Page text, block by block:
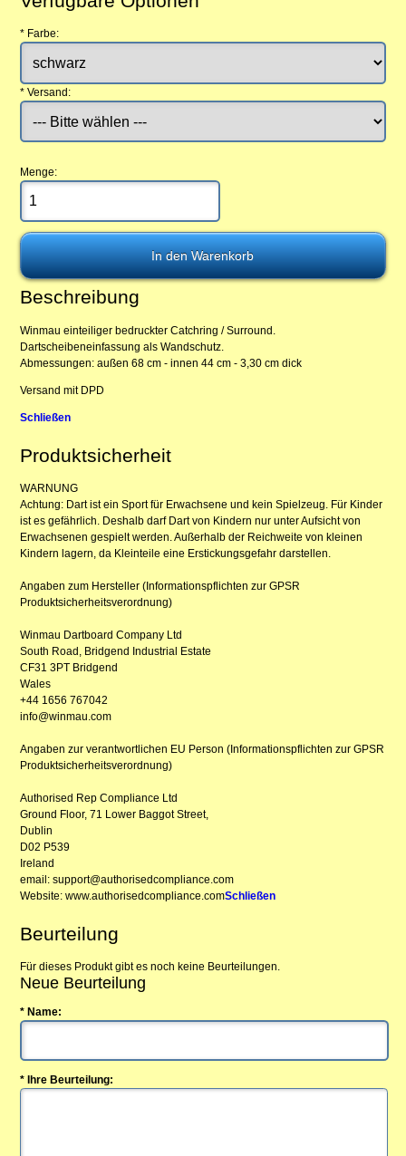
* Farbe:
* Versand:
Menge:
Beschreibung
Winmau einteiliger bedruckter Catchring / Surround.
Dartscheibeneinfassung als Wandschutz.
Abmessungen: außen 68 cm - innen 44 cm - 3,30 cm dick
Versand mit DPD
Schließen
Produktsicherheit
WARNUNG
Achtung: Dart ist ein Sport für Erwachsene und kein Spielzeug. Für Kinder
ist es gefährlich. Deshalb darf Dart von Kindern nur unter Aufsicht von
Erwachsenen gespielt werden. Außerhalb der Reichweite von kleinen
Kindern lagern, da Kleinteile eine Erstickungsgefahr darstellen.
Angaben zum Hersteller (Informationspflichten zur GPSR
Produktsicherheitsverordnung)
Winmau Dartboard Company Ltd
South Road, Bridgend Industrial Estate
CF31 3PT Bridgend
Wales
+44 1656 767042
info@winmau.com
Angaben zur verantwortlichen EU Person (Informationspflichten zur GPSR
Produktsicherheitsverordnung)
Authorised Rep Compliance Ltd
Ground Floor, 71 Lower Baggot Street,
Dublin
D02 P539
Ireland
email: support@authorisedcompliance.com
Website: www.authorisedcompliance.comSchließen
Beurteilung
Für dieses Produkt gibt es noch keine Beurteilungen.
Neue Beurteilung
* Name:
* Ihre Beurteilung: